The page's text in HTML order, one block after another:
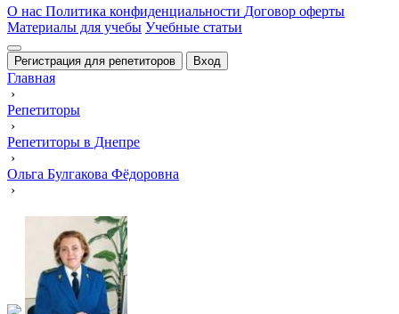
О нас Политика конфиденциальности Договор оферты
Материалы для учебы Учебные статьи
Регистрация для репетиторов Вход
Главная
›
Репетиторы
›
Репетиторы в Днепре
›
Ольга Булгакова Фёдоровна
›